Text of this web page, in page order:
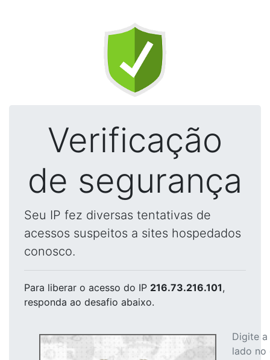
Verificação
de segurança
Seu IP fez diversas tentativas de
acessos suspeitos a sites hospedados
conosco.
Para liberar o acesso do IP 216.73.216.101,
responda ao desafio abaixo.
Digite
lado no